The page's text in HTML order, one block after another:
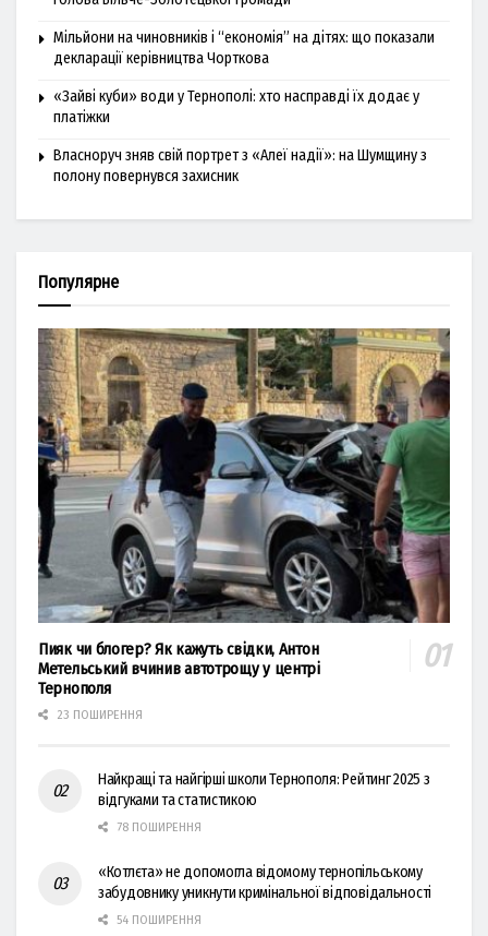
Мільйони на чиновників і “економія” на дітях: що показали
декларації керівництва Чорткова
«Зайві куби» води у Тернополі: хто насправді їх додає у
платіжки
Власноруч зняв свій портрет з «Алеї надії»: на Шумщину з
полону повернувся захисник
Популярне
Пияк чи блогер? Як кажуть свідки, Антон
Метельський вчинив автотрощу у центрі
Тернополя
23 ПОШИРЕННЯ
Найкращі та найгірші школи Тернополя: Рейтинг 2025 з
відгуками та статистикою
78 ПОШИРЕННЯ
«Котлєта» не допомогла відомому тернопільському
забудовнику уникнути кримінальної відповідальності
54 ПОШИРЕННЯ